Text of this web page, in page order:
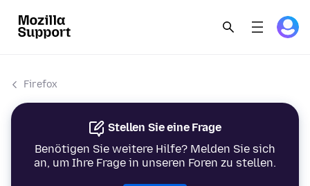
Firefox
Stellen Sie eine Frage
Benötigen Sie weitere Hilfe? Melden Sie sich
an, um Ihre Frage in unseren Foren zu stellen.